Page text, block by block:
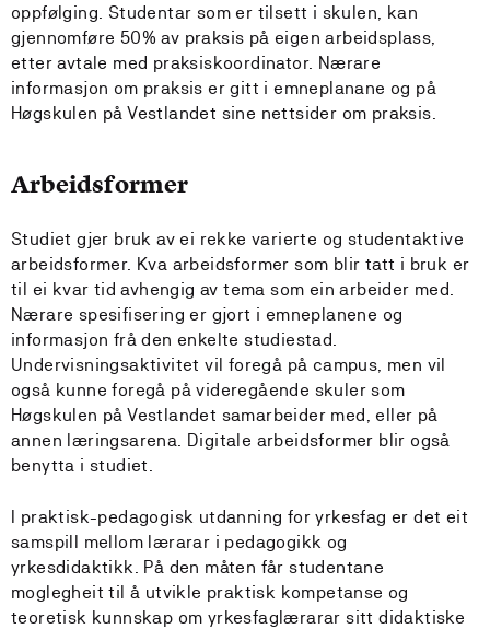
oppfølging. Studentar som er tilsett i skulen, kan
gjennomføre 50% av praksis på eigen arbeidsplass,
etter avtale med praksiskoordinator. Nærare
informasjon om praksis er gitt i emneplanane og på
Høgskulen på Vestlandet sine nettsider om praksis.
Arbeidsformer
Studiet gjer bruk av ei rekke varierte og studentaktive
arbeidsformer. Kva arbeidsformer som blir tatt i bruk er
til ei kvar tid avhengig av tema som ein arbeider med.
Nærare spesifisering er gjort i emneplanene og
informasjon frå den enkelte studiestad.
Undervisningsaktivitet vil foregå på campus, men vil
også kunne foregå på videregående skuler som
Høgskulen på Vestlandet samarbeider med, eller på
annen læringsarena. Digitale arbeidsformer blir også
benytta i studiet.
I praktisk-pedagogisk utdanning for yrkesfag er det eit
samspill mellom lærarar i pedagogikk og
yrkesdidaktikk. På den måten får studentane
moglegheit til å utvikle praktisk kompetanse og
teoretisk kunnskap om yrkesfaglærarar sitt didaktiske